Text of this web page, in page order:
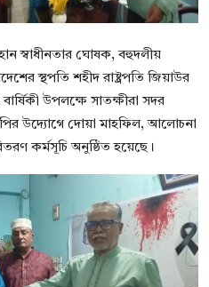
স্বাধীনতার ঘোষক, বহুদলীয়
স্থপতি শহীদ রাষ্ট্রপতি জিয়াউর
উপলক্ষে সাতক্ষীরা সদর
উদ্যোগে দোয়া মাহফিল, আলোচনা
কর্মসূচি অনুষ্ঠিত হয়েছে।